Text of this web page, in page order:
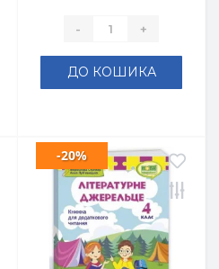
- +
ДО КОШИКА
-20%